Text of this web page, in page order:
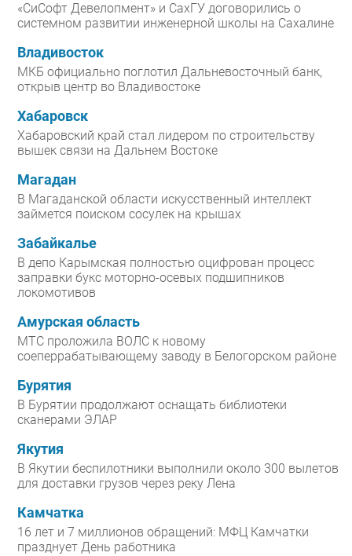
«СиСофт Девелопмент» и СахГУ договорились о
системном развитии инженерной школы на Сахалине
Владивосток
МКБ официально поглотил Дальневосточный банк,
открыв центр во Владивостоке
Хабаровск
Хабаровский край стал лидером по строительству
вышек связи на Дальнем Востоке
Магадан
В Магаданской области искусственный интеллект
займется поиском сосулек на крышах
Забайкалье
В депо Карымская полностью оцифрован процесс
заправки букс моторно-осевых подшипников
локомотивов
Амурская область
МТС проложила ВОЛС к новому
соеперрабатывающему заводу в Белогорском районе
Бурятия
В Бурятии продолжают оснащать библиотеки
сканерами ЭЛАР
Якутия
В Якутии беспилотники выполнили около 300 вылетов
для доставки грузов через реку Лена
Камчатка
16 лет и 7 миллионов обращений: МФЦ Камчатки
празднует День работника